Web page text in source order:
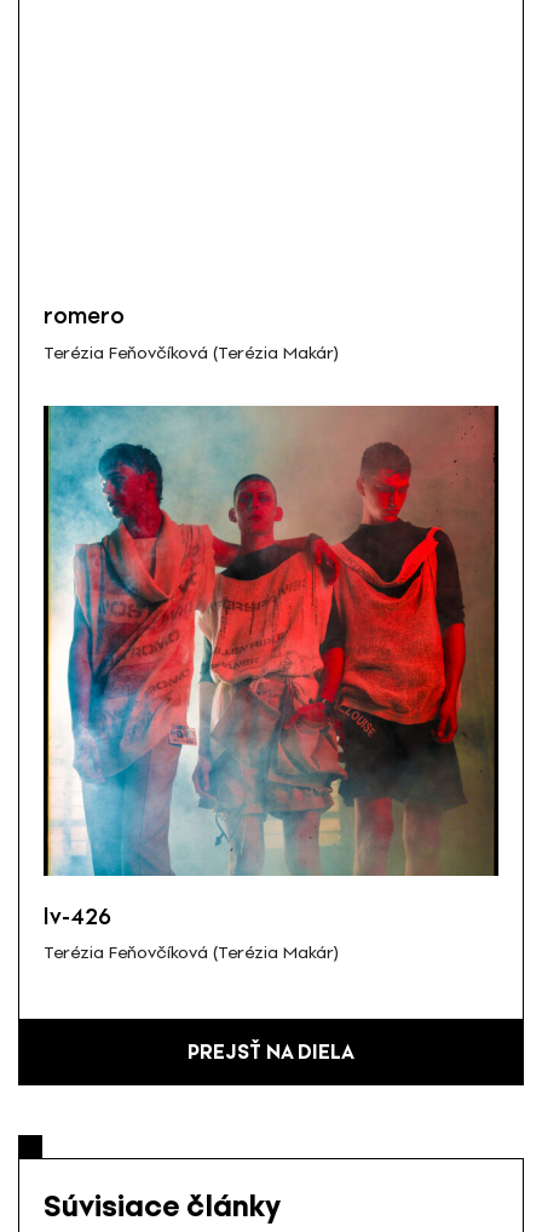
romero
Terézia Feňovčíková (Terézia Makár)
lv-426
Terézia Feňovčíková (Terézia Makár)
PREJSŤ NA DIELA
Súvisiace články